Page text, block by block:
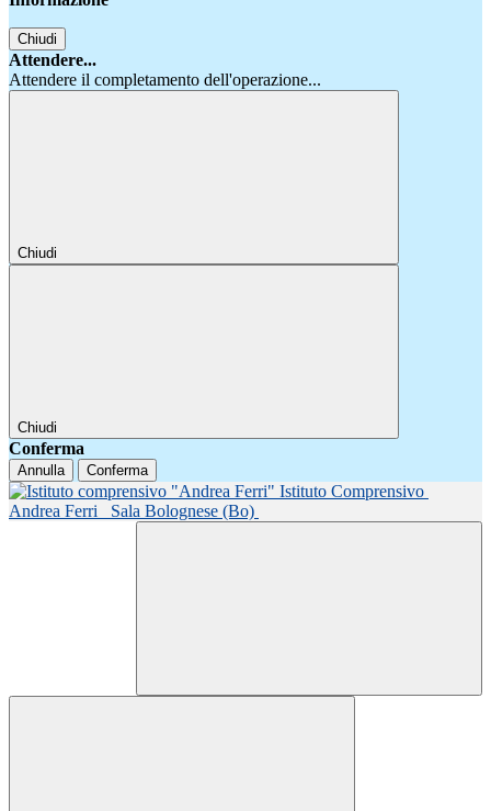
Chiudi
Attendere...
Attendere il completamento dell'operazione...
Chiudi
Chiudi
Conferma
Annulla Conferma
Istituto Comprensivo
Andrea Ferri
Sala Bolognese (Bo)